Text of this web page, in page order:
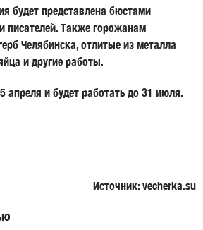
будет представлена бюстами
писателей. Также горожанам
Челябинска, отлитые из металла
и другие работы.
апреля и будет работать до 31 июля.
Источник: vecherka.su